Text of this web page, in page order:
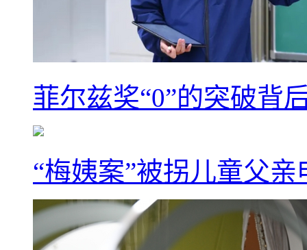
菲尔兹奖“0”的突破背
“梅姨案”被拐儿童父